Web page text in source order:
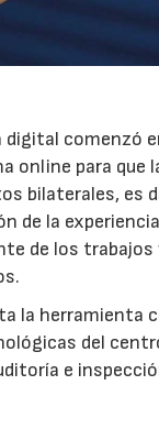
comenzó
online para que
bilaterales, es
de la
de los
la herramienta
del
e